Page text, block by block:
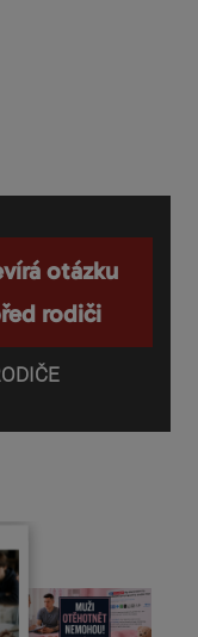
otázku
rodiči